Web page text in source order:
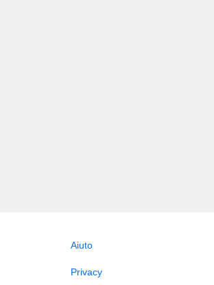
Aiuto
Privacy